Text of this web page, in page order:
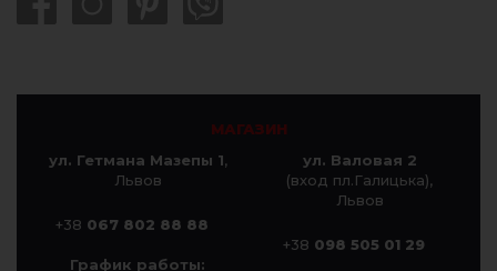
МАГАЗИН
ул. Гетмана Мазепы 1,
Львов
+38 067 802 88 88
График работы:
ул. Валовая 2
(вход пл.Галицька),
Львов
+38 098 505 01 29